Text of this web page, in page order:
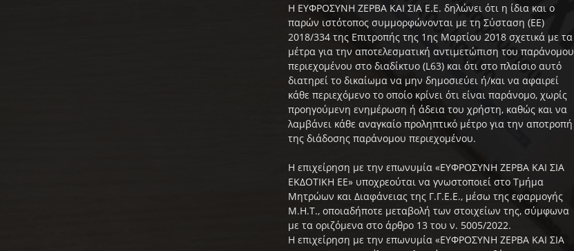
Η ΕΥΦΡΟΣΥΝΗ ΖΕΡΒΑ ΚΑΙ ΣΙΑ Ε.Ε. δηλώνει ότι η ίδια και ο
παρών ιστότοπος συμμορφώνονται με τη Σύσταση (ΕΕ)
2018/334 της Επιτροπής της 1ης Μαρτίου 2018 σχετικά με τα
μέτρα για την αποτελεσματική αντιμετώπιση του παράνομου
περιεχομένου στο διαδίκτυο (L63) και ότι στο πλαίσιο αυτό
διατηρεί το δικαίωμα να μην δημοσιεύει ή/και να αφαιρεί
κάθε περιεχόμενο το οποίο κρίνει ότι είναι παράνομο, χωρίς
προηγούμενη ενημέρωση ή άδεια του χρήστη, καθώς και να
λαμβάνει κάθε αναγκαίο προληπτικό μέτρο για την αποτροπή
της διάδοσης παράνομου περιεχομένου.
Η επιχείρηση με την επωνυμία «ΕΥΦΡΟΣΥΝΗ ΖΕΡΒΑ ΚΑΙ ΣΙΑ
ΕΚΔΟΤΙΚΗ ΕΕ» υποχρεούται να γνωστοποιεί στο Τμήμα
Μητρώων και Διαφάνειας της Γ.Γ.Ε.Ε., μέσω της εφαρμογής
Μ.Η.Τ., οποιαδήποτε μεταβολή των στοιχείων της, σύμφωνα
με τα οριζόμενα στο άρθρο 13 του ν. 5005/2022.
Η επιχείρηση με την επωνυμία «ΕΥΦΡΟΣΥΝΗ ΖΕΡΒΑ ΚΑΙ ΣΙΑ